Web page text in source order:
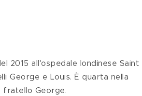
2015 all'ospedale londinese Saint
George e Louis. È quarta nella
fratello George.